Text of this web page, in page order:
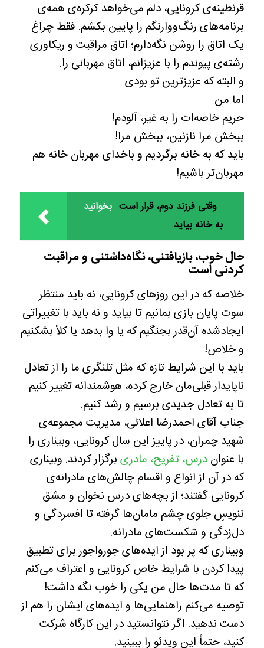
قرنطینه‌ی کرونایی، دلم می‌خواهد کرکره‌ی همه‌ی
برنامه‌های رنگ‌ووارنگم را پایین بکشم. فقط چراغ
یک اتاق را روشن نگه‌دارم؛ اتاق مراقبت و ریکاوری
رشته‌ی پیوندم را با عزیزانم، اتاق مهربانی را.
و البته که عزیزترین تو بودی
اما من
حریم خاصه‌ات را به غیر، آلودم!
ببخش مرا نازنین، ببخش مرا!
باید که به خانه برگردیم و باخدای مهربان خانه هم
مهربان‌تر باشیم!
بخوانید وقتی فرزند دوم، قرار است
به خانه بیاید
حال خوب، بازیافتنی، نگاه‌داشتنی و مراقبت
کردنی است
خلاصه که در این روزهای کرونایی، نه باید منتظر
سوت پایان بازی بمانیم تا بیاید و نه باید با تغییراتی
ایجادشده آن‌قدر بجنگیم که یا وا بدهد یا کلاً بشکنیم
و خلاص!
باید با این شرایط تازه که مثل تلنگری ما را از تعادل
ناپایدار قبلی‌مان خارج کرده، هوشمندانه تغییر کنیم
تا به تعادل جدیدی برسیم و رشد کنیم.
جناب آقای احمدرضا اعلائی، مدیریت مجموعه‌ی
شهید چمران، در پاییز این سال کرونایی، وبیناری را
با عنواندرس، تفریح، مادریبرگزار کردند. وبیناری
که در آن از انواع و اقسام چالش‌های مادرانه‌ی
کرونایی گفتند؛ از بچه‌های درس نخوان و مشق
ننویسِ جلوی چشم مامان‌ها گرفته تا افسردگی و
دل‌زدگی و شکست‌های مادرانه.
وبیناری که پر بود از ایده‌های جورواجور برای تطبیق
پیدا کردن با شرایط خاص کرونایی و اعتراف می‌کنم
که تا مدت‌ها حال من یکی را خوب نگه داشت!
توصیه می‌کنم راهنمایی‌ها و ایده‌های ایشان را هم از
دست ندهید. اگر نتوانستید در این کارگاه شرکت
کنید، حتماً این ویدئو را ببینید.